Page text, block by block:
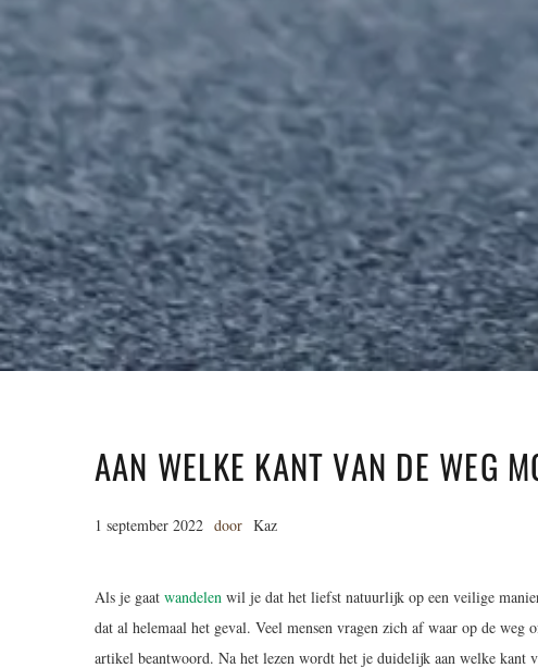
AAN WELKE KANT VAN DE WEG
1 september 2022 door Kaz
Als je gaat wandelen wil je dat het liefst natuurlijk op een veilige
dat al helemaal het geval. Veel mensen vragen zich af waar op de
artikel beantwoord. Na het lezen wordt het je duidelijk aan welke kant